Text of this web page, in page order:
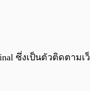
ซึ่งเป็นตัวติดตามเ